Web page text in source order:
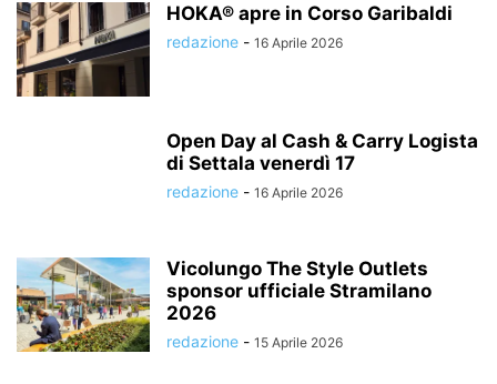
HOKA® apre in Corso Garibaldi
redazione - 16 Aprile 2026
Open Day al Cash & Carry Logista
di Settala venerdì 17
redazione - 16 Aprile 2026
Vicolungo The Style Outlets
sponsor ufficiale Stramilano
2026
redazione - 15 Aprile 2026